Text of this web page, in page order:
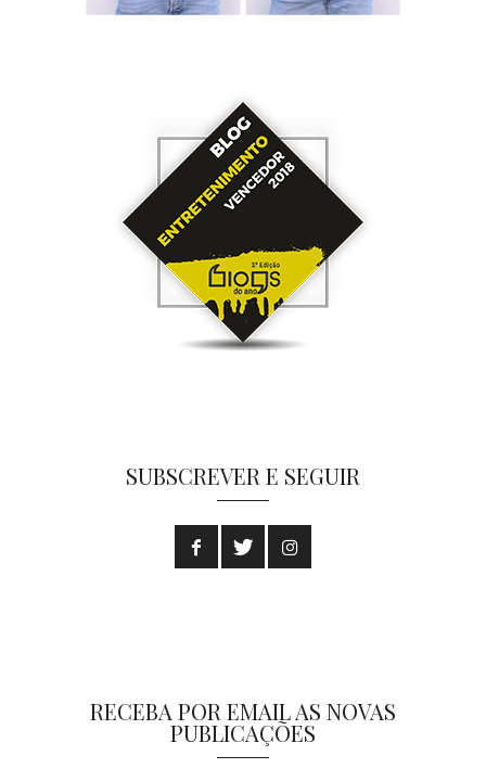
SUBSCREVER E SEGUIR
RECEBA POR EMAIL AS NOVAS
PUBLICAÇÕES